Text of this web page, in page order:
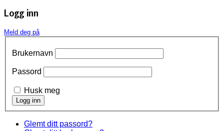
Logg inn
Meld deg på
Brukernavn
Passord
Husk meg
Glemt ditt passord?